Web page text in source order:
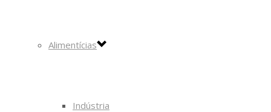
Alimentícias
Indústria